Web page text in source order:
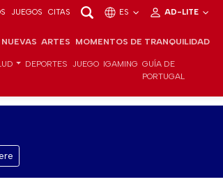
JUEGOS CITAS ES AD-LITE
ARTES MOMENTOS DE TRANQUILIDAD
DEPORTES JUEGO IGAMING GUÍA DE
PORTUGAL